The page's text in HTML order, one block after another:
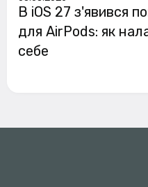
В iOS 27 з'явився
для AirPods: як
себе